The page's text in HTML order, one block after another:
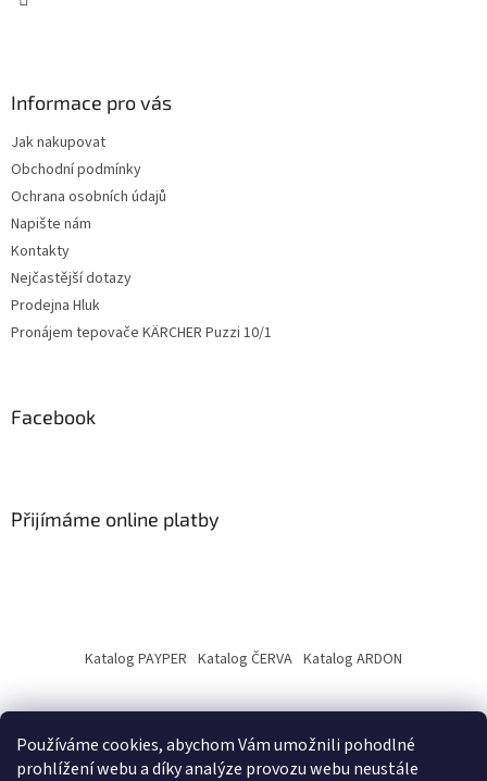
Používáme cookies, abychom Vám umožnili pohodlné
prohlížení webu a díky analýze provozu webu neustále
Informace pro vás
Jak nakupovat
Obchodní podmínky
Ochrana osobních údajů
Napište nám
Kontakty
Nejčastější dotazy
Prodejna Hluk
Pronájem tepovače KÄRCHER Puzzi 10/1
Facebook
Přijímáme online platby
Katalog PAYPER Katalog ČERVA Katalog ARDON